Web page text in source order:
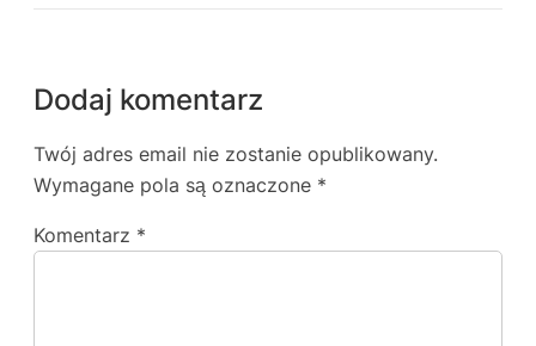
Dodaj komentarz
Twój adres email nie zostanie opublikowany.
Wymagane pola są oznaczone *
Komentarz *